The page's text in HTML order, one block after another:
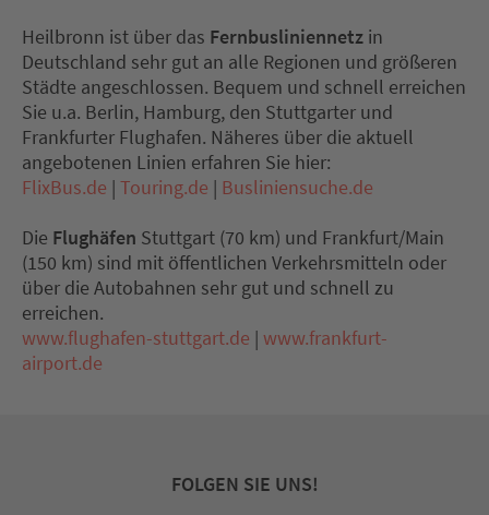
Heilbronn ist über das Fernbusliniennetz in
Deutschland sehr gut an alle Regionen und größeren
Städte angeschlossen. Bequem und schnell erreichen
Sie u.a. Berlin, Hamburg, den Stuttgarter und
Frankfurter Flughafen. Näheres über die aktuell
angebotenen Linien erfahren Sie hier:
FlixBus.de | Touring.de | Busliniensuche.de
Die Flughäfen Stuttgart (70 km) und Frankfurt/Main
(150 km) sind mit öffentlichen Verkehrsmitteln oder
über die Autobahnen sehr gut und schnell zu
erreichen.
www.flughafen-stuttgart.de | www.frankfurt-
airport.de
FOLGEN SIE UNS!